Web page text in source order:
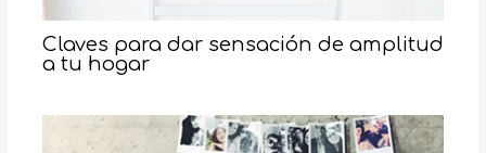
Claves para dar sensación de amplitud
a tu hogar